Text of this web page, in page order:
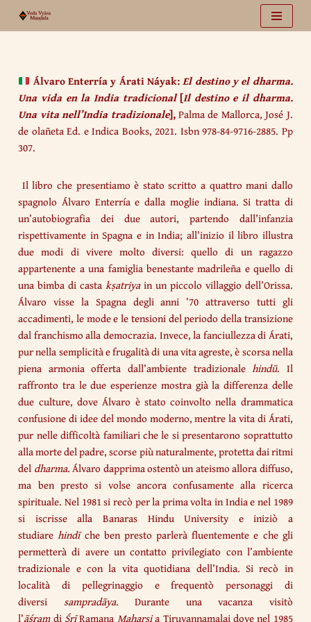
Álvaro Enterría y Árati Náyak:El destino y el dharma.
Una vida en la India tradicional[Il destino e il dharma.
Una vita nell’India tradizionale],Palma de Mallorca, José J.
de olañeta Ed. e Indica Books, 2021. Isbn 978-84-9716-2885. Pp
307.
Il libro che presentiamo è stato scritto a quattro mani dallo
spagnolo Álvaro Enterría e dalla moglie indiana. Si tratta di
un’autobiografia dei due autori, partendo dall’infanzia
rispettivamente in Spagna e in India; all’inizio il libro illustra
due modi di vivere molto diversi: quello di un ragazzo
appartenente a una famiglia benestante madrileña e quello di
una bimba di castakṣatriyain un piccolo villaggio dell’Orissa.
Álvaro visse la Spagna degli anni ’70 attraverso tutti gli
accadimenti, le mode e le tensioni del periodo della transizione
dal franchismo alla democrazia. Invece, la fanciullezza di Árati,
pur nella semplicità e frugalità di una vita agreste, è scorsa nella
piena armonia offerta dall’ambiente tradizionalehindū. Il
raffronto tra le due esperienze mostra già la differenza delle
due culture, dove Álvaro è stato coinvolto nella drammatica
confusione di idee del mondo moderno, mentre la vita di Árati,
pur nelle difficoltà familiari che le si presentarono soprattutto
alla morte del padre, scorse più naturalmente, protetta dai ritmi
del dharma. Álvaro dapprima ostentò un ateismo allora diffuso,
ma ben presto si volse ancora confusamente alla ricerca
spirituale. Nel 1981 si recò per la prima volta in India e nel 1989
si iscrisse alla Banaras Hindu University e iniziò a
studiarehindīche ben presto parlerà fluentemente e che gli
permetterà di avere un contatto privilegiato con l’ambiente
tradizionale e con la vita quotidiana dell’India. Si recò in
località di pellegrinaggio e frequentò personaggi di
diversi sampradāya. Durante una vacanza visitò
l’āśramdi ŚrīRamaṇa Maharṣia Tiruvannamalai dove nel 1985